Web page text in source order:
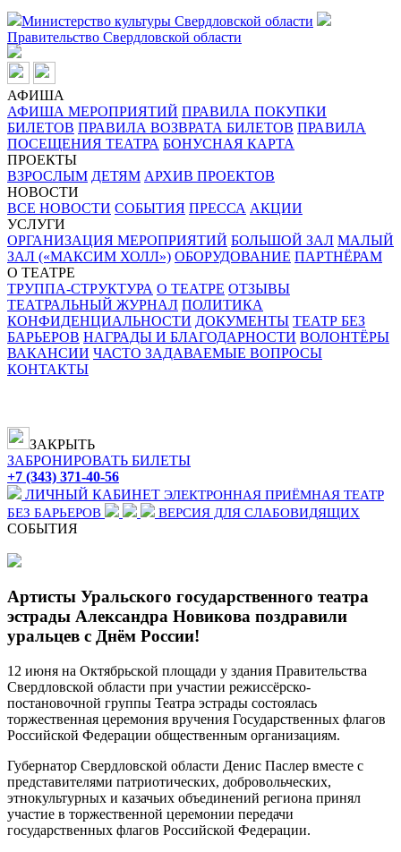
Министерство культуры Свердловской области
Правительство Свердловской области
АФИША
АФИША МЕРОПРИЯТИЙ ПРАВИЛА ПОКУПКИ
БИЛЕТОВ ПРАВИЛА ВОЗВРАТА БИЛЕТОВ ПРАВИЛА
ПОСЕЩЕНИЯ ТЕАТРА БОНУСНАЯ КАРТА
ПРОЕКТЫ
ВЗРОСЛЫМ ДЕТЯМ АРХИВ ПРОЕКТОВ
НОВОСТИ
ВСЕ НОВОСТИ СОБЫТИЯ ПРЕССА АКЦИИ
УСЛУГИ
ОРГАНИЗАЦИЯ МЕРОПРИЯТИЙ БОЛЬШОЙ ЗАЛ МАЛЫЙ
ЗАЛ («МАКСИМ ХОЛЛ») ОБОРУДОВАНИЕ ПАРТНЁРАМ
О ТЕАТРЕ
ТРУППА-СТРУКТУРА О ТЕАТРЕ ОТЗЫВЫ
ТЕАТРАЛЬНЫЙ ЖУРНАЛ ПОЛИТИКА
КОНФИДЕНЦИАЛЬНОСТИ ДОКУМЕНТЫ ТЕАТР БЕЗ
БАРЬЕРОВ НАГРАДЫ И БЛАГОДАРНОСТИ ВОЛОНТЁРЫ
ВАКАНСИИ ЧАСТО ЗАДАВАЕМЫЕ ВОПРОСЫ
КОНТАКТЫ
ЗАКРЫТЬ
ЗАБРОНИРОВАТЬ БИЛЕТЫ
+7 (343) 371-40-56
ЛИЧНЫЙ КАБИНЕТ ЭЛЕКТРОННАЯ ПРИЁМНАЯ ТЕАТР
БЕЗ БАРЬЕРОВ
ВЕРСИЯ ДЛЯ СЛАБОВИДЯЩИХ
СОБЫТИЯ
Артисты Уральского государственного театра
эстрады Александра Новикова поздравили
уральцев с Днём России!
12 июня на Октябрьской площади у здания Правительства
Свердловской области при участии режиссёрско-
постановочной группы Театра эстрады состоялась
торжественная церемония вручения Государственных флагов
Российской Федерации общественным организациям.
Губернатор Свердловской области Денис Паслер вместе с
представителями патриотических, добровольческих,
этнокультурных и казачьих объединений региона принял
участие в торжественной церемонии передачи
государственных флагов Российской Федерации.